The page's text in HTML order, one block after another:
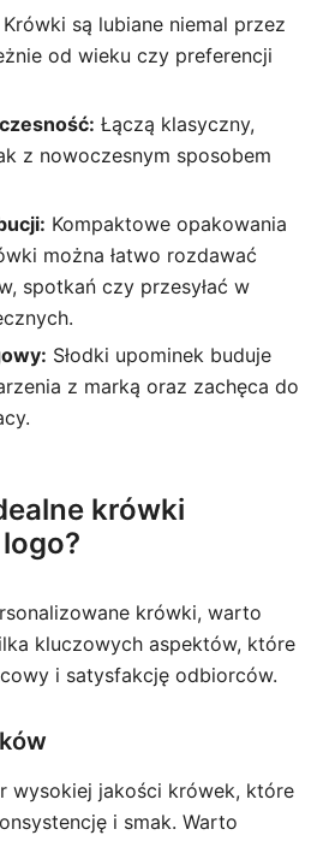
Krówki są lubiane niemal przez
od wieku czy preferencji
Łączą klasyczny,
z nowoczesnym sposobem
Kompaktowe opakowania
można łatwo rozdawać
spotkań czy przesyłać w
Słodki upominek buduje
z marką oraz zachęca do
krówki
krówki, warto
kluczowych aspektów, które
i satysfakcję odbiorców.
wysokiej jakości krówek, które
i smak. Warto